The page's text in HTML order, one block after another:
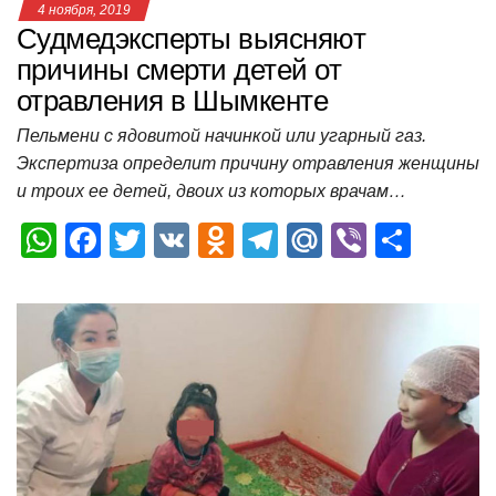
4 ноября, 2019
Судмедэксперты выясняют
причины смерти детей от
отравления в Шымкенте
Пельмени с ядовитой начинкой или угарный газ.
Экспертиза определит причину отравления женщины
и троих ее детей, двоих из которых врачам…
W
at
s
A
p
p
F
c
e
b
o
o
T
tt
V
O
n
ss
T
e
m
M
.R
Vi
er п
р
а
в
и